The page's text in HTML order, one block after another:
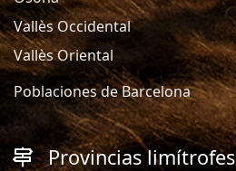
Vallès Occidental
Vallès Oriental
Poblaciones de Barcelona
Provincias limítrofes